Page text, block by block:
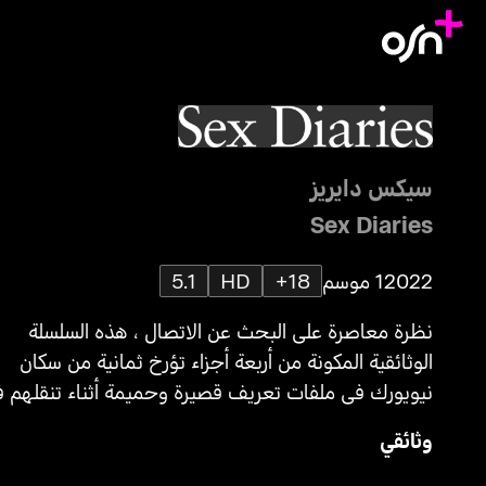
سيكس دايريز
Sex Diaries
20221 موسم 18+
HD
5.1
نظرة معاصرة على البحث عن الاتصال ، هذه السلسلة
الوثائقية المكونة من أربعة أجزاء تؤرخ ثمانية من سكان
نيويورك في ملفات تعريف قصيرة وحميمة أثناء
وثائقي